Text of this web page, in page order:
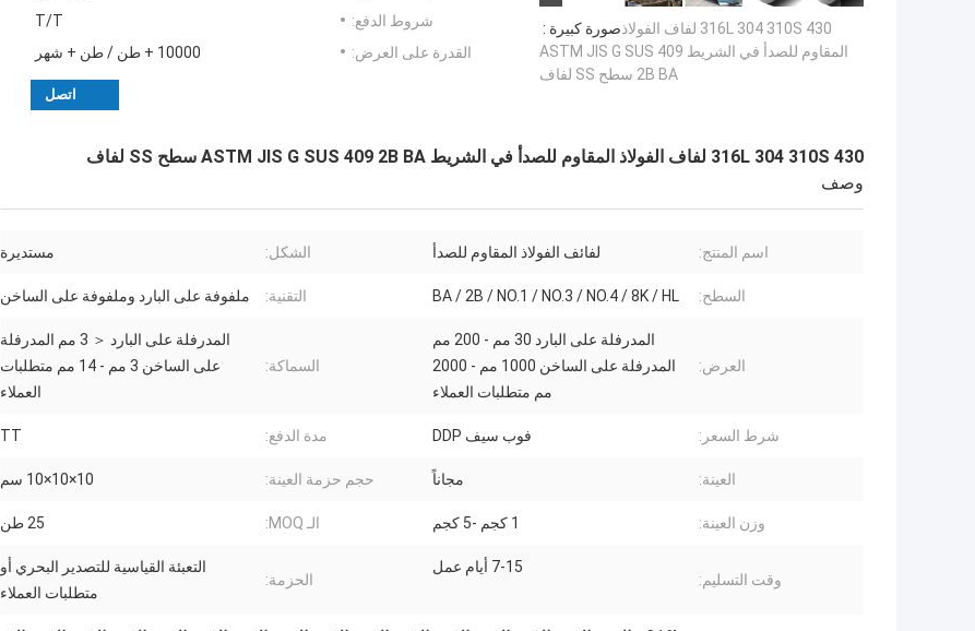
صورة كبيرة :316L 304 310S 430 لفاف الفولاذ
المقاوم للصدأ في الشريط ASTM JIS G SUS 409
2B BA سطح SS لفاف
شروط الدفع:
T/T
القدرة على العرض:
10000 + طن / طن + شهر
اتصل
316L 304 310S 430 لفاف الفولاذ المقاوم للصدأ في الشريط ASTM JIS G SUS 409 2B BA سطح SS لفاف
وصف
اسم المنتج: لفائف الفولاذ المقاوم للصدأ الشكل: مستديرة
السطح: BA / 2B / NO.1 / NO.3 / NO.4 / 8K / HL التقنية: ملفوفة على البارد وملفوفة على الساخن
العرض:
المدرفلة على البارد 30 مم - 200 مم
المدرفلة على الساخن 1000 مم - 2000
مم متطلبات العملاء
السماكة:
المدرفلة على البارد ＜ 3 مم المدرفلة
على الساخن 3 مم - 14 مم متطلبات
العملاء
شرط السعر: فوب سيف DDP مدة الدفع: TT
العينة: مجاناً حجم حزمة العينة: 10×10×10 سم
وزن العينة: 1 كجم -5 كجم الـ MOQ: 25 طن
وقت التسليم:
7-15 أيام عمل
الحزمة:
التعبئة القياسية للتصدير البحري أو
متطلبات العملاء